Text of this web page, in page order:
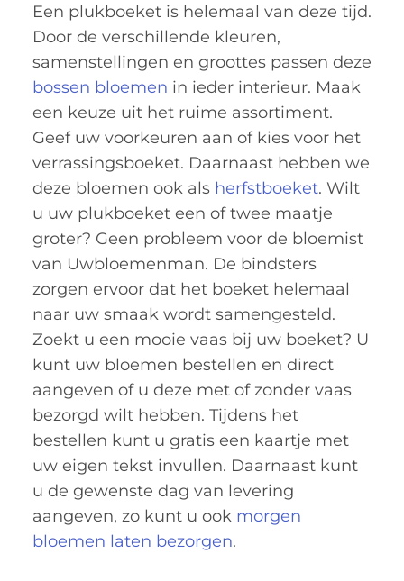
Een plukboeket is helemaal van deze tijd.
Door de verschillende kleuren,
samenstellingen en groottes passen deze
bossen bloemen in ieder interieur. Maak
een keuze uit het ruime assortiment.
Geef uw voorkeuren aan of kies voor het
verrassingsboeket. Daarnaast hebben we
deze bloemen ook als herfstboeket. Wilt
u uw plukboeket een of twee maatje
groter? Geen probleem voor de bloemist
van Uwbloemenman. De bindsters
zorgen ervoor dat het boeket helemaal
naar uw smaak wordt samengesteld.
Zoekt u een mooie vaas bij uw boeket? U
kunt uw bloemen bestellen en direct
aangeven of u deze met of zonder vaas
bezorgd wilt hebben. Tijdens het
bestellen kunt u gratis een kaartje met
uw eigen tekst invullen. Daarnaast kunt
u de gewenste dag van levering
aangeven, zo kunt u ook morgen
bloemen laten bezorgen.